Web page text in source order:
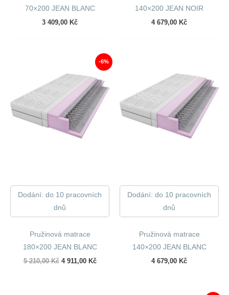
70×200 JEAN BLANC
3 409,00 Kč
140×200 JEAN NOIR
4 679,00 Kč
-6%
Dodání: do 10 pracovních
dnů
Pružinová matrace
180×200 JEAN BLANC
5 210,00Kč Původní
4 911,00 KčAktuální
Dodání: do 10 pracovních
dnů
Pružinová matrace
140×200 JEAN BLANC
4 679,00 Kč